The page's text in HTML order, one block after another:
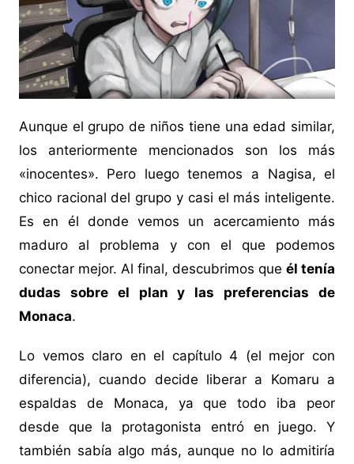
Aunque el grupo de niños tiene una edad similar,
los anteriormente mencionados son los más
«inocentes». Pero luego tenemos a Nagisa, el
chico racional del grupo y casi el más inteligente.
Es en él donde vemos un acercamiento más
maduro al problema y con el que podemos
conectar mejor. Al final, descubrimos queél tenía
dudas sobre el plan y las preferencias de
Monaca.
Lo vemos claro en el capítulo 4 (el mejor con
diferencia), cuando decide liberar a Komaru a
espaldas de Monaca, ya que todo iba peor
desde que la protagonista entró en juego. Y
también sabía algo más, aunque no lo admitiría